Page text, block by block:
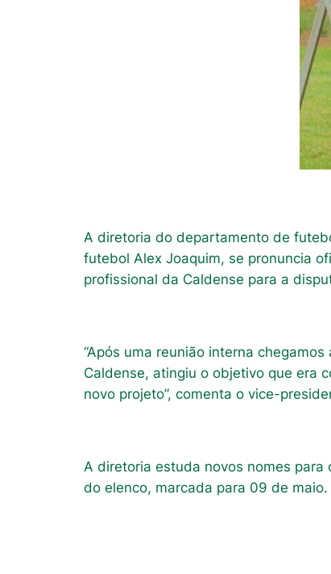
A diretoria do departamento de
futebol Alex Joaquim, se pronuncia
profissional da Caldense para a
“Após uma reunião interna
Caldense, atingiu o objetivo que era
novo projeto”, comenta o vice-
A diretoria estuda novos nomes
do elenco, marcada para 09 de maio.